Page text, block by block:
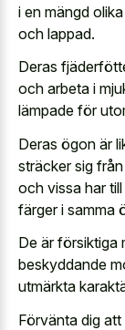
i en mängd
och lappad.
Deras
och arbeta i
lämpade för
Deras ögon är
sträcker sig
och vissa har
färger i samma
De är försiktiga
beskyddande
utmärkta
Förvänta dig